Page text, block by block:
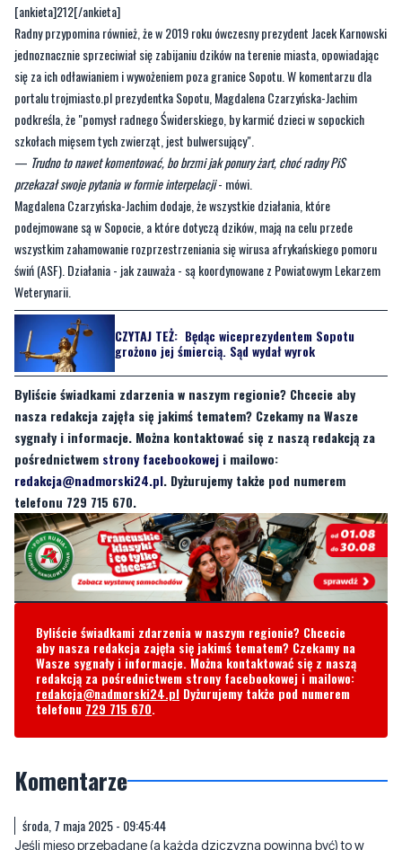
się za ich odławianiem i wywożeniem poza granice Sopotu. W komentarzu dla
portalu trojmiasto.pl prezydentka Sopotu, Magdalena Czarzyńska-Jachim
podkreśla, że "pomysł radnego Świderskiego, by karmić dzieci w sopockich
szkołach mięsem tych zwierząt, jest bulwersujący".
—Trudno to nawet komentować, bo brzmi jak ponury żart, choć radny PiS
przekazał swoje pytania w formie interpelacji- mówi.
Magdalena Czarzyńska-Jachim dodaje, że wszystkie działania, które
podejmowane są w Sopocie, a które dotyczą dzików, mają na celu przede
wszystkim zahamowanie rozprzestrzeniania się wirusa afrykańskiego pomoru
świń (ASF). Działania - jak zauważa - są koordynowane z Powiatowym Lekarzem
Weterynarii.
CZYTAJ TEŻ: Będąc wiceprezydentem Sopotu
grożono jej śmiercią. Sąd wydał wyrok
Byliście świadkami zdarzenia w naszym regionie? Chcecie aby
nasza redakcja zajęła się jakimś tematem? Czekamy na Wasze
sygnały i informacje. Można kontaktować się z naszą redakcją za
pośrednictwemstrony facebookoweji mailowo:
redakcja@nadmorski24.pl. Dyżurujemy także pod numerem
telefonu 729 715 670.
Byliście świadkami zdarzenia w naszym regionie? Chcecie
aby nasza redakcja zajęła się jakimś tematem? Czekamy na
Wasze sygnały i informacje. Można kontaktować się z naszą
redakcja@nadmorski24.plDyżurujemy także pod numerem
telefonu729 715 670.
Komentarze
Jeśli mięso przebadane (a każda dziczyzna powinna być) to w
14 1 Zgłoś komentarz